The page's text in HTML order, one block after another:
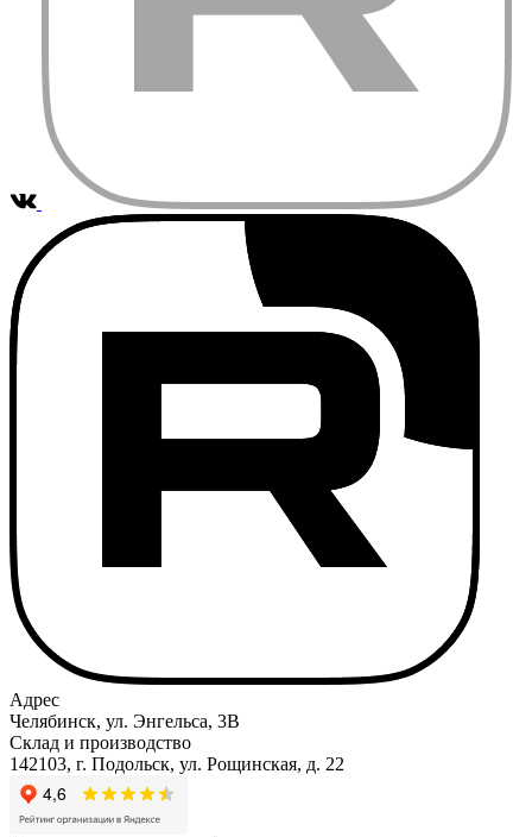
Адрес
Челябинск, ул. Энгельса, 3В
Склад и производство
142103, г. Подольск, ул. Рощинская, д. 22